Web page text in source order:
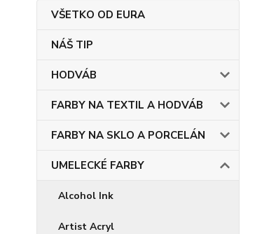
VŠETKO OD EURA
NÁŠ TIP
HODVÁB
FARBY NA TEXTIL A HODVÁB
FARBY NA SKLO A PORCELÁN
UMELECKÉ FARBY
Alcohol Ink
Artist Acryl